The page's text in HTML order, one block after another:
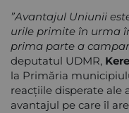
”Avantajul Uniunii
urile primite în urma
prima parte a
deputatul UDMR,
la Primăria
reacțiile disperate
avantajul pe care îl